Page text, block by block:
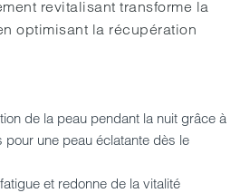
revitalisant transforme la
optimisant la récupération
de la peau pendant la nuit grâce à
une peau éclatante dès le
et redonne de la vitalité